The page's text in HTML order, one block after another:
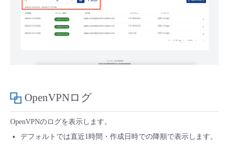
OpenVPNログ
OpenVPNのログを表示します。
デフォルトでは直近1時間・作成日時での降順で表示します。